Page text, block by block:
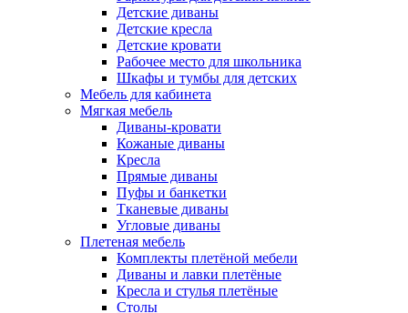
Детские диваны
Детские кресла
Детские кровати
Рабочее место для школьника
Шкафы и тумбы для детских
Мебель для кабинета
Мягкая мебель
Диваны-кровати
Кожаные диваны
Кресла
Прямые диваны
Пуфы и банкетки
Тканевые диваны
Угловые диваны
Плетеная мебель
Комплекты плетёной мебели
Диваны и лавки плетёные
Кресла и стулья плетёные
Столы